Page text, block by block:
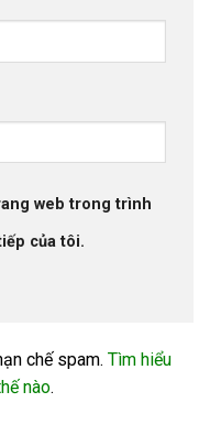
web trong trình
của tôi.
chế spam. Tìm hiểu
nào.